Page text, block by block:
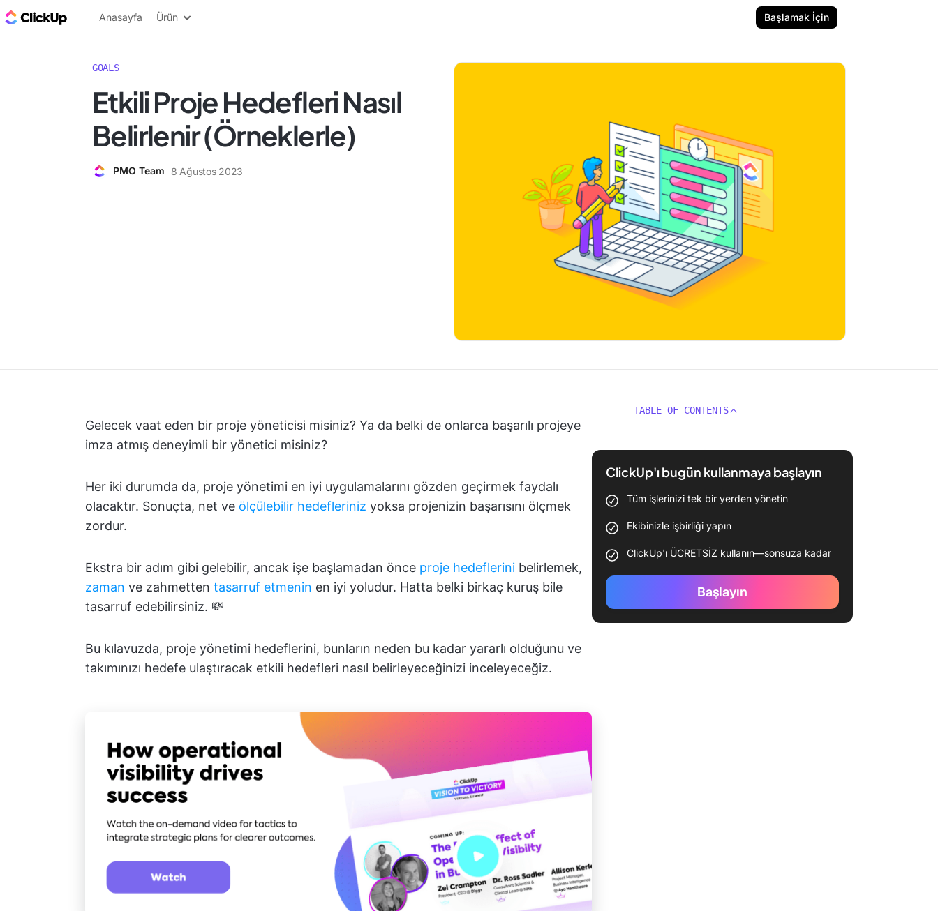
ClickUp Blog
Anasayfa Ürün Başlamak İçin
GOALS
Etkili Proje Hedefleri Nasıl
Belirlenir (Örneklerle)
PMO Team 8 Ağustos 2023
Gelecek vaat eden bir proje yöneticisi misiniz? Ya da belki de onlarca başarılı projeye
imza atmış deneyimli bir yönetici misiniz?
Her iki durumda da, proje yönetimi en iyi uygulamalarını gözden geçirmek faydalı
olacaktır. Sonuçta, net ve ölçülebilir hedefleriniz yoksa projenizin başarısını ölçmek
zordur.
Ekstra bir adım gibi gelebilir, ancak işe başlamadan önce proje hedeflerini belirlemek,
zaman ve zahmetten tasarruf etmenin en iyi yoludur. Hatta belki birkaç kuruş bile
tasarruf edebilirsiniz. 💸
Bu kılavuzda, proje yönetimi hedeflerini, bunların neden bu kadar yararlı olduğunu ve
takımınızı hedefe ulaştıracak etkili hedefleri nasıl belirleyeceğinizi inceleyeceğiz.
TABLE OF CONTENTS
ClickUp'ı bugün kullanmaya başlayın
Tüm işlerinizi tek bir yerden yönetin
Ekibinizle işbirliği yapın
ClickUp'ı ÜCRETSİZ kullanın—sonsuza kadar
Başlayın